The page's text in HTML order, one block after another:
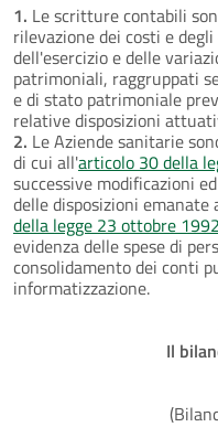
1. Le scritture contabili
rilevazione dei costi e
dell'esercizio e delle
patrimoniali, raggruppati
e di stato patrimoniale
relative disposizioni
2. Le Aziende sanitarie
di cui all'articolo 30 della
successive modificazioni
delle disposizioni emanate
della legge 23 ottobre
evidenza delle spese di
consolidamento dei conti
informatizzazione.
Il